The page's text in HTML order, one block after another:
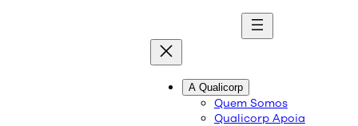
A Qualicorp
Quem Somos
Qualicorp Apoia
blog
Conteúdo de qualidade e as melhores soluções